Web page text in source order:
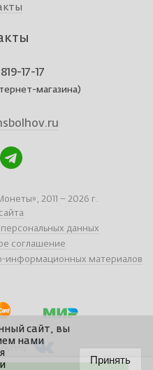
17-17
магазина)
2011 – 2026 г.
данных
соглашение
информационных материалов
сайт, вы
нами
Принять